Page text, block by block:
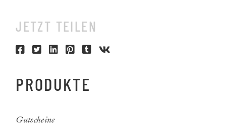
JETZT TEILEN
PRODUKTE
Gutscheine